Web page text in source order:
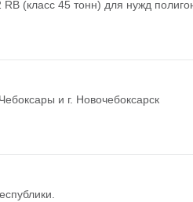
(класс 45 тонн) для нужд
и г. Новочебоксарск